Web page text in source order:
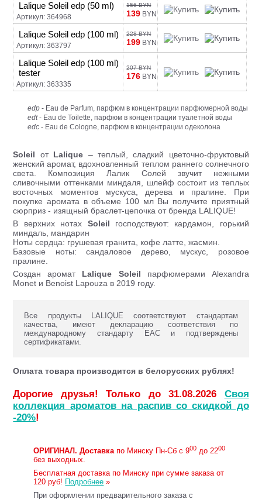
Lalique Soleil edp (50 ml)
Артикул: 364968
156 BYN
139 BYN
Lalique Soleil edp (100 ml)
Артикул: 363797
228 BYN
199 BYN
Lalique Soleil edp (100 ml)
tester
Артикул: 363335
207 BYN
176 BYN
edp - Eau de Parfum, парфюм в концентрации парфюмерной воды
edt- Eau de Toilette, парфюм в концентрации туалетной воды
edc - Eau de Cologne, парфюм в концентрации одеколона
Soleil от Lalique – теплый, сладкий цветочно-фруктовый
женский аромат, вдохновленный теплом раннего солнечного
света. Композиция Лалик Солей звучит нежными
сливочными оттенками миндаля, шлейф состоит из теплых
восточных моментов мускуса, дерева и пралине. При
покупке аромата в объеме 100 мл Вы получите приятный
сюрприз - изящный браслет-цепочка от бренда LALIQUE!
В верхних нотах Soleil господствуют: кардамон, горький
миндаль, мандарин
Ноты сердца: грушевая гранита, кофе латте, жасмин.
Базовые ноты: сандаловое дерево, мускус, розовое
пралине.
Создан аромат Lalique Soleil парфюмерами Alexandra
Monet и Benoist Lapouza в 2019 году.
Все продукты LALIQUE соответствуют стандартам
качества, имеют декларацию соответствия по
международному стандарту ЕАС и подтверждены
сертификатами.
Оплата товара производится в белорусских рублях!
Дорогие друзья! Только до 31.08.2026 Своя
коллекция ароматов на распив со скидкой до
-20%!
ОРИГИНАЛ. Доставкапо Минску Пн-Сб с 900 до 2200
без выходных.
Бесплатная доставка по Минску при сумме заказа от
120 руб! Подробнее »
При оформлении предварительного заказа с